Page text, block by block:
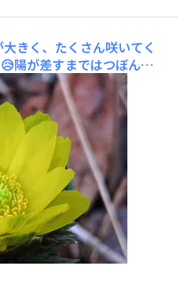
きく、たくさん咲いてく
陽が差すまではつぼんで